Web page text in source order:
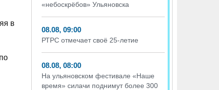
в
«небоскрёбов» Ульяновска
08.08, 09:00
РТРС отмечает своё 25-летие
08.08, 08:00
На ульяновском фестивале «Наше
время» силачи поднимут более 300